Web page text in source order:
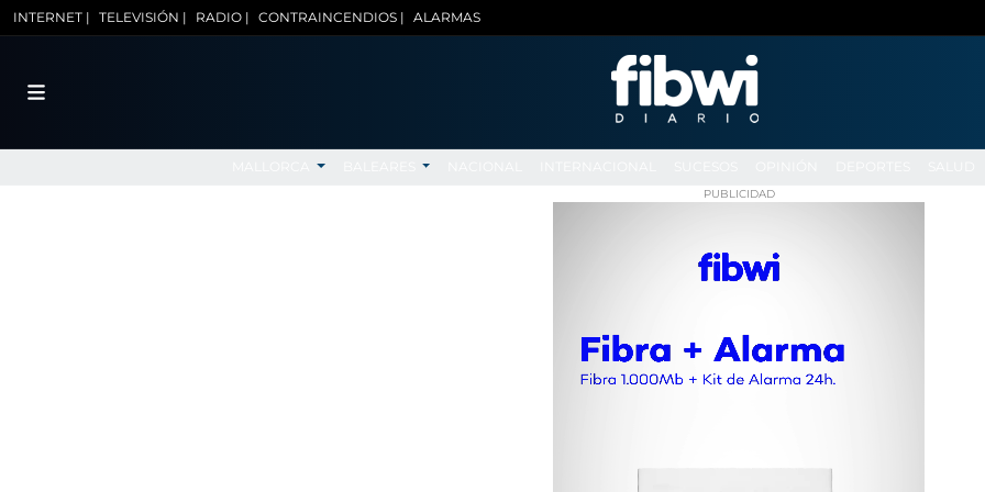
INTERNET | TELEVISIÓN | RADIO | CONTRAINCENDIOS | ALARMAS